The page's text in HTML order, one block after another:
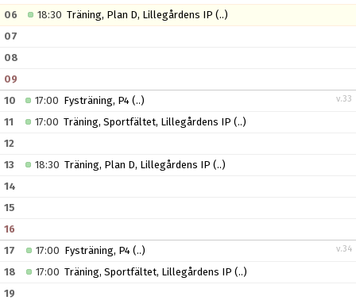
06
18:30 Träning, Plan D, Lillegårdens IP (..)
07
08
09
v.33
10 17:00 Fysträning, P4 (..)
11
17:00 Träning, Sportfältet, Lillegårdens IP (..)
12
13
18:30 Träning, Plan D, Lillegårdens IP (..)
14
15
16
v.34
17 17:00 Fysträning, P4 (..)
18
17:00 Träning, Sportfältet, Lillegårdens IP (..)
19